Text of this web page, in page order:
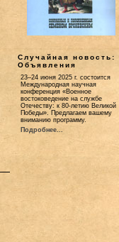
Случайная новость:
Объявления
23–24 июня 2025 г. состоится
Международная научная
конференция «Военное
востоковедение на службе
Отечеству: к 80-летию Великой
Победы». Предлагаем вашему
вниманию программу.
Подробнее...